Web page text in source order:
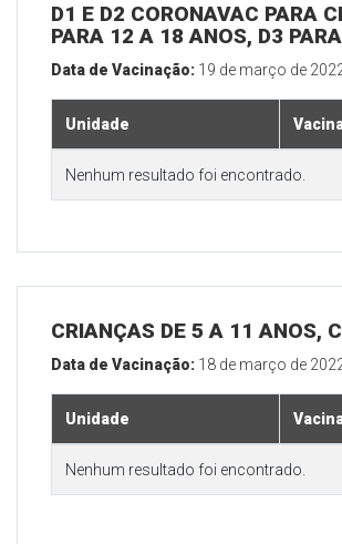
D1 E D2 CORONAVAC PARA
PARA 12 A 18 ANOS, D3
Data de Vacinação: 19 de março de
Unidade
Nenhum resultado foi encontrado.
CRIANÇAS DE 5 A 11 ANOS,
Data de Vacinação: 18 de março de
Unidade
Nenhum resultado foi encontrado.